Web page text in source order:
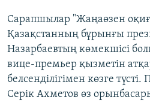
Сарапшылар "Жаңаөзен
Қазақстанның бұрынғы
Назарбаевтың көмекшісі
вице-премьер қызметін
белсенділігімен көзге
Серік Ахметов өз